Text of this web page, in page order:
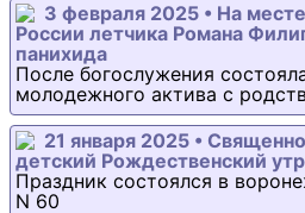
3 февраля 2025 • На
России летчика Романа
панихида
После богослужения
молодежного актива с
21 января 2025 •
детский Рождественский
Праздник состоялся в
N 60